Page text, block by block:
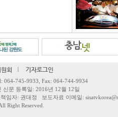
회 l 기자로그인
064-745-9933, Fax: 064-744-9934
문 등록일: 2016년 12월 12일
임자: 권대정 보도자료 이메일:
Right Reserved.